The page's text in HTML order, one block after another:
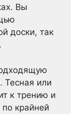
Вы
доски, так
Тесная или
к трению и
крайней